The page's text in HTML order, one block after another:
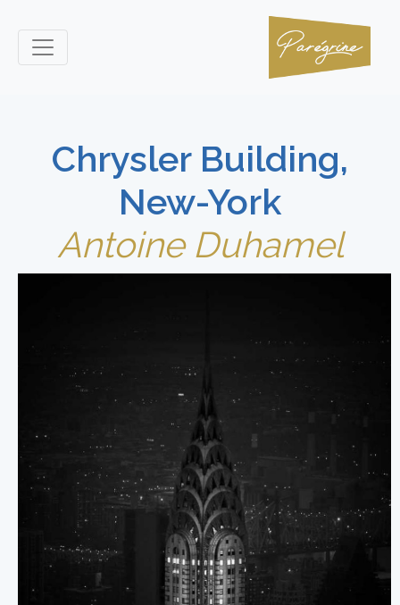
Chrysler Building,
New-York
Antoine Duhamel